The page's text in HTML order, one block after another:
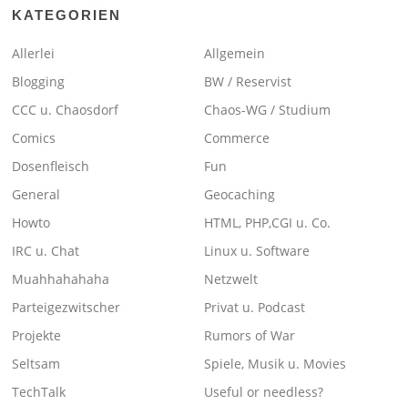
KATEGORIEN
Allerlei
Allgemein
Blogging
BW / Reservist
CCC u. Chaosdorf
Chaos-WG / Studium
Comics
Commerce
Dosenfleisch
Fun
General
Geocaching
Howto
HTML, PHP,CGI u. Co.
IRC u. Chat
Linux u. Software
Muahhahahaha
Netzwelt
Parteigezwitscher
Privat u. Podcast
Projekte
Rumors of War
Seltsam
Spiele, Musik u. Movies
TechTalk
Useful or needless?